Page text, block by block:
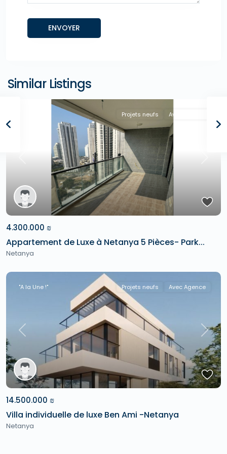
Similar Listings
Projets neufs Avec Agence
4.300.000 ₪
Appartement de Luxe à Netanya 5 Pièces- Park...
Netanya
Previous Next
"A la Une !" Projets neufs Avec Agence
14.500.000 ₪
Villa individuelle de luxe Ben Ami -Netanya
Netanya